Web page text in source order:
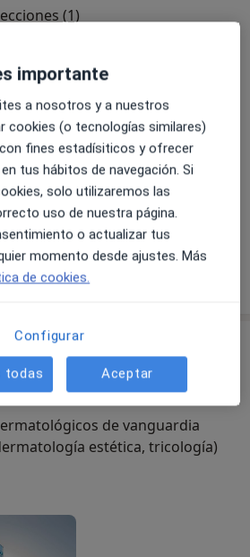
(1)
más detalles
sobre la experiencia
González Ruíz
4, Alicante 03015
de vanguardia
estética, tricología)
importante
a nosotros y a nuestros
cookies (o tecnologías similares)
fines estadísiticos y ofrecer
tus hábitos de navegación. Si
solo utilizaremos las
uso de nuestra página.
o actualizar tus
momento desde ajustes. Más
de cookies.
Configurar
todas Aceptar